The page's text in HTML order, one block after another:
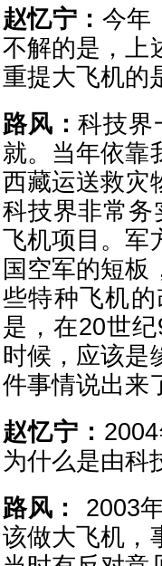
赵忆宁： 今年
不解的是，上
重提大飞机的
路风：科技界
就。当年依靠
西藏运送救灾
科技界非常务
飞机项目。军
国空军的短板
些特种飞机
是，在20世
时候，应该是
件事情说出来
赵忆宁：
为什么是由科
路风：
2003
该做大飞机，